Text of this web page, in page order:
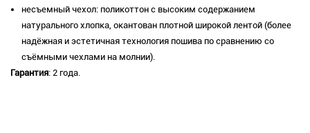
несъемный чехол: поликоттон с высоким содержанием
натурального хлопка, окантован плотной широкой лентой (более
надёжная и эстетичная технология пошива по сравнению со
съёмными чехлами на молнии).
Гарантия: 2 года.